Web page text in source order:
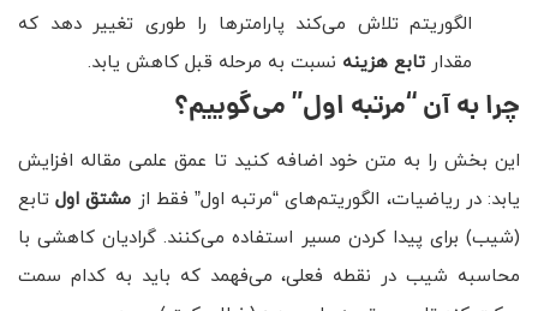
الگوریتم تلاش می‌کند پارامترها را طوری تغییر دهد که
مقدار تابع هزینه نسبت به مرحله قبل کاهش یابد.
چرا به آن “مرتبه اول” می‌گوییم؟
این بخش را به متن خود اضافه کنید تا عمق علمی مقاله افزایش
یابد: در ریاضیات، الگوریتم‌های “مرتبه اول” فقط از مشتق اولتابع
(شیب) برای پیدا کردن مسیر استفاده می‌کنند. گرادیان کاهشی با
محاسبه شیب در نقطه فعلی، می‌فهمد که باید به کدام سمت